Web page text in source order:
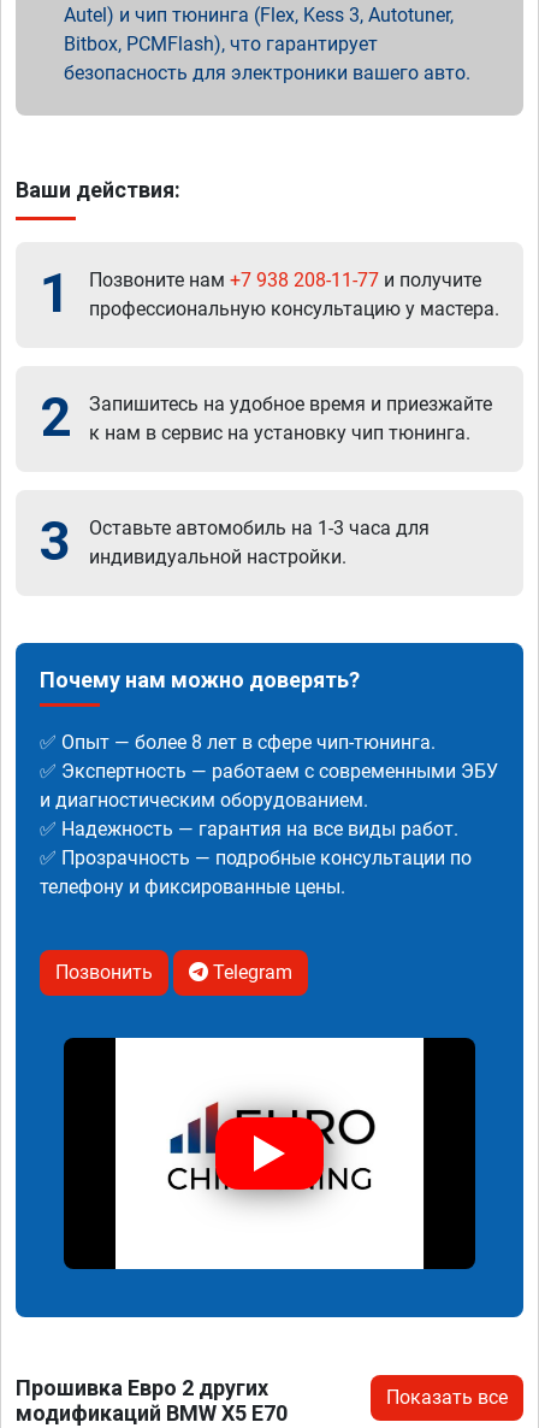
Autel) и чип тюнинга (Flex, Kess 3, Autotuner,
Bitbox, PCMFlash), что гарантирует
безопасность для электроники вашего авто.
Ваши действия:
1 Позвоните нам +7 938 208-11-77 и получите
профессиональную консультацию у мастера.
2
Запишитесь на удобное время и приезжайте
к нам в сервис на установку чип тюнинга.
3
Оставьте автомобиль на 1-3 часа для
индивидуальной настройки.
Почему нам можно доверять?
✅ Опыт — более 8 лет в сфере чип-тюнинга.
✅ Экспертность — работаем с современными ЭБУ
и диагностическим оборудованием.
✅ Надежность — гарантия на все виды работ.
✅ Прозрачность — подробные консультации по
телефону и фиксированные цены.
Позвонить Telegram
Прошивка Евро 2 других
модификаций BMW X5 E70
Показать все